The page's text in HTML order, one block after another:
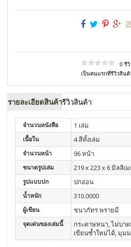
0 รีวิ
เป็นคนแรกที่รีวิวสิน
รายละเอียดสินค้ารีวิวสินค้า
จำนวนหนังสือ 1 เล่ม
เนื้อใน 4 สีทั้งเล่ม
จำนวนหน้า 96 หน้า
ขนาดรูปเล่ม 219 x 223 x 6 มิลลิเ
รูปแบบปก ปกอ่อน
น้ำหนัก 310.0000
ผู้เขียน ชนาภัทร พรายมี
จุดเด่นของเล่มนี้
กระดาษหนา, ไม่บา
เขียนซ้ำใหม่ได้, มุม